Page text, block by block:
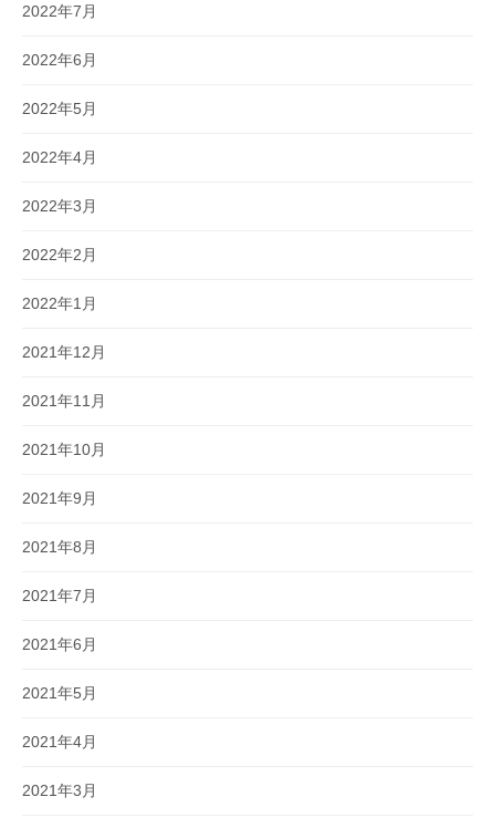
2022年7月
2022年6月
2022年5月
2022年4月
2022年3月
2022年2月
2022年1月
2021年12月
2021年11月
2021年10月
2021年9月
2021年8月
2021年7月
2021年6月
2021年5月
2021年4月
2021年3月